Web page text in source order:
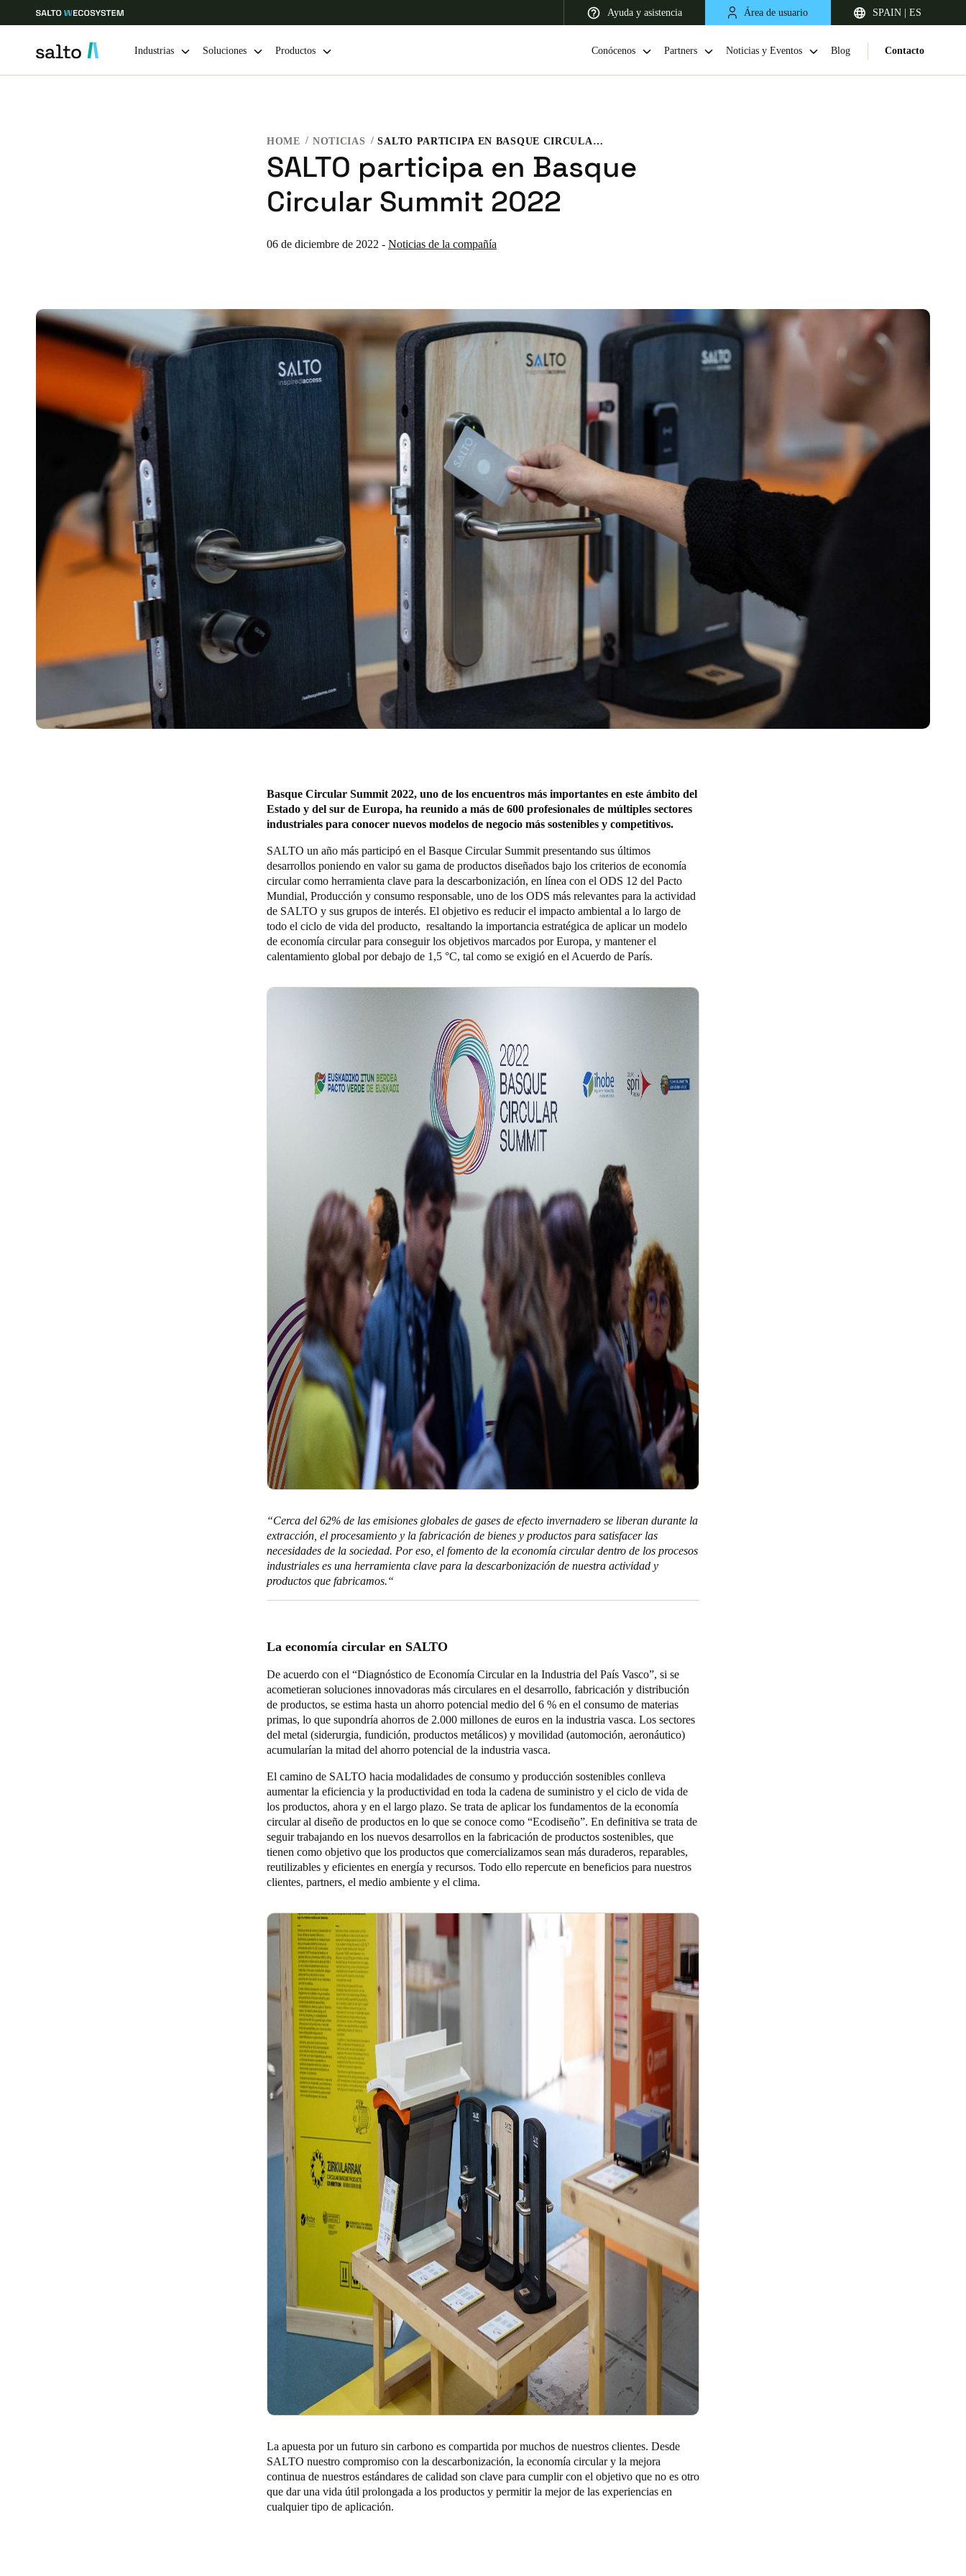
Ayuda y asistencia Área de usuario SPAIN | ES
Caribbean - Latin America Africa, Middle East, and India Asia Pacific
Switzerland
English
Français
Belgium
English
Spain
Español
Italy
Poland
Polski
Denmark
DanskereEnglish
Svenska
English
Norway
NorskEnglish
Finland
Finnish
English
Guardar la nueva selección como predeterminada
Industrias Soluciones Productos Conócenos Partners Noticias y Eventos Blog Contacto
HOME NOTICIAS SALTO PARTICIPA EN BASQUE CIRCULAR SUMMIT 2022
SALTO participa en Basque
Circular Summit 2022
06 de diciembre de 2022 - Noticias de la compañía
Basque Circular Summit 2022, uno de los encuentros más importantes en este ámbito del
Estado y del sur de Europa, ha reunido a más de 600 profesionales de múltiples sectores
industriales para conocer nuevos modelos de negocio más sostenibles y competitivos.
SALTO un año más participó en el Basque Circular Summitpresentando sus últimos
desarrollos poniendo en valor su gama de productos diseñados bajo los criterios de economía
circular como herramienta clave para la descarbonización, en línea con el ODS 12 del Pacto
Mundial, Producción y consumo responsable, uno de los ODS más relevantes para la actividad
de SALTO y sus grupos de interés. El objetivo es reducir el impacto ambiental a lo largo de
todo el ciclo de vida del producto, resaltando la importancia estratégica de aplicar un modelo
de economía circular para conseguir los objetivos marcados por Europa, y mantener el
calentamiento global por debajo de 1,5 °C, tal como se exigió en el Acuerdo de París.
“Cerca del 62% de las emisiones globales de gases de efecto invernadero se liberan durante la
extracción, el procesamiento y la fabricación de bienes y productos para satisfacer las
necesidades de la sociedad. Por eso, el fomento de la economía circular dentro de los procesos
industriales es una herramienta clave para la descarbonización de nuestra actividad y
productos que fabricamos.“
La economía circular en SALTO
De acuerdo con el “Diagnóstico de Economía Circular en la Industria del País Vasco”, si se
acometieran soluciones innovadoras más circulares en el desarrollo, fabricación y distribución
de productos, se estima hasta un ahorro potencial medio del 6 % en el consumo de materias
primas, lo que supondría ahorros de 2.000 millones de euros en la industria vasca. Los sectores
del metal (siderurgia, fundición, productos metálicos) y movilidad (automoción, aeronáutico)
acumularían la mitad del ahorro potencial de la industria vasca.
El camino de SALTO hacia modalidades de consumo y producción sostenibles conlleva
aumentar la eficiencia y la productividad en toda la cadena de suministro y el ciclo de vida de
los productos, ahora y en el largo plazo. Se trata de aplicar los fundamentos de la economía
circular al diseño de productos en lo que se conoce como “Ecodiseño”. En definitiva se trata de
seguir trabajando en los nuevos desarrollos en la fabricación de productos sostenibles, que
tienen como objetivo que los productos que comercializamos sean más duraderos, reparables,
reutilizables y eficientes en energía y recursos. Todo ello repercute en beneficios para nuestros
clientes, partners, el medio ambiente y el clima.
La apuesta por un futuro sin carbono es compartida por muchos de nuestros clientes. Desde
SALTO nuestro compromiso con la descarbonización, la economía circular y la mejora
continua de nuestros estándares de calidad son clave para cumplir con el objetivo que no es otro
que dar una vida útil prolongada a los productos y permitir la mejor de las experiencias en
cualquier tipo de aplicación.